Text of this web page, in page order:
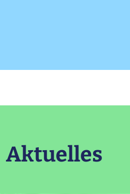
Aktuelles